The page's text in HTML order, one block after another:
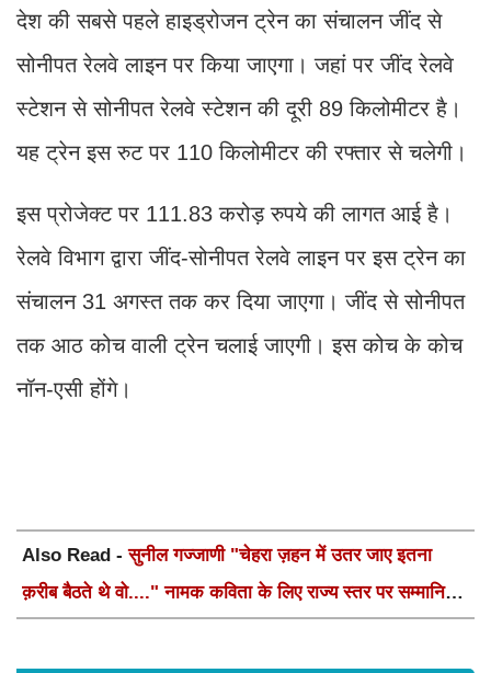
देश की सबसे पहले हाइड्रोजन ट्रेन का संचालन जींद से
सोनीपत रेलवे लाइन पर किया जाएगा। जहां पर जींद रेलवे
स्टेशन से सोनीपत रेलवे स्टेशन की दूरी 89 किलोमीटर है।
यह ट्रेन इस रुट पर 110 किलोमीटर की रफ्तार से चलेगी।
इस प्रोजेक्ट पर 111.83 करोड़ रुपये की लागत आई है।
रेलवे विभाग द्वारा जींद-सोनीपत रेलवे लाइन पर इस ट्रेन का
संचालन 31 अगस्त तक कर दिया जाएगा। जींद से सोनीपत
तक आठ कोच वाली ट्रेन चलाई जाएगी। इस कोच के कोच
नॉन-एसी होंगे।
Also Read -सुनील गज्जाणी "चेहरा ज़हन में उतर जाए इतना
क़रीब बैठते थे वो...." नामक कविता के लिए राज्य स्तर पर सम्मानित